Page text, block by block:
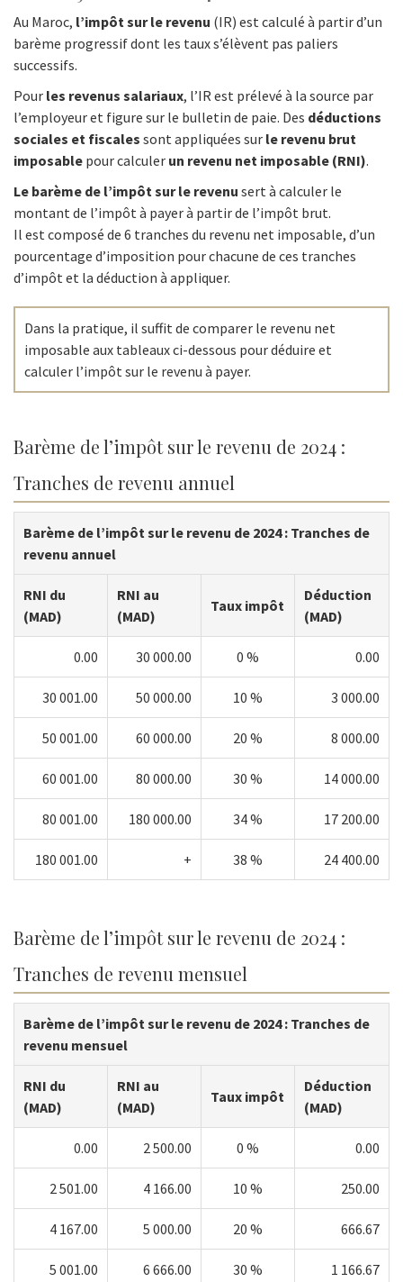
Au Maroc, l’impôt sur le revenu (IR) est calculé à partir d’un
barème progressif dont les taux s’élèvent pas paliers
successifs.
Pour les revenus salariaux, l’IR est prélevé à la source par
l’employeur et figure sur le bulletin de paie. Des déductions
sociales et fiscales sont appliquées sur le revenu brut
imposable pour calculer un revenu net imposable (RNI).
Le barème de l’impôt sur le revenu sert à calculer le
montant de l’impôt à payer à partir de l’impôt brut.
Il est composé de 6 tranches du revenu net imposable, d’un
pourcentage d’imposition pour chacune de ces tranches
d’impôt et la déduction à appliquer.
Dans la pratique, il suffit de comparer le revenu net
imposable aux tableaux ci-dessous pour déduire et
calculer l’impôt sur le revenu à payer.
Barème de l’impôt sur le revenu de 2024 :
Tranches de revenu annuel
Barème de l’impôt sur le revenu de 2024 : Tranches de
revenu annuel
RNI du
(MAD)
RNI au
(MAD)
Taux impôt
Déduction
(MAD)
0.00 30 000.00 0 % 0.00
30 001.00 50 000.00 10 % 3 000.00
50 001.00 60 000.00 20 % 8 000.00
60 001.00 80 000.00 30 % 14 000.00
80 001.00 180 000.00 34 % 17 200.00
180 001.00 + 38 % 24 400.00
Barème de l’impôt sur le revenu de 2024 :
Tranches de revenu mensuel
Barème de l’impôt sur le revenu de 2024 : Tranches de
revenu mensuel
RNI du
(MAD)
RNI au
(MAD)
Taux impôt
Déduction
(MAD)
0.00 2 500.00 0 % 0.00
2 501.00 4 166.00 10 % 250.00
4 167.00 5 000.00 20 % 666.67
5 001.00 6 666.00 30 % 1 166.67